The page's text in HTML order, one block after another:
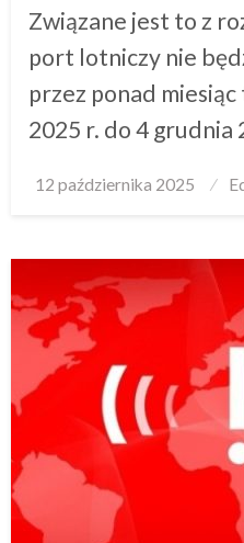
Związane jest to z
port lotniczy nie
przez ponad
2025 r. do 4 grudnia
Posted
12 października 2025